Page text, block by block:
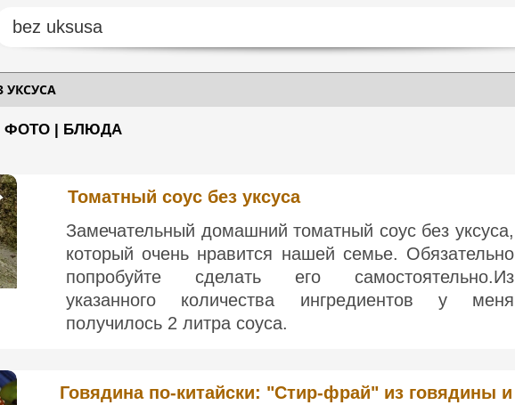
УКСУСА
ФОТО | БЛЮДА
Томатный соус без уксуса
Замечательный домашний томатный соус без уксуса,
который очень нравится нашей семье. Обязательно
попробуйте сделать его самостоятельно.Из
указанного количества ингредиентов у меня
получилось 2 литра соуса.
Говядина по-китайски: "Стир-фрай" из говядины и